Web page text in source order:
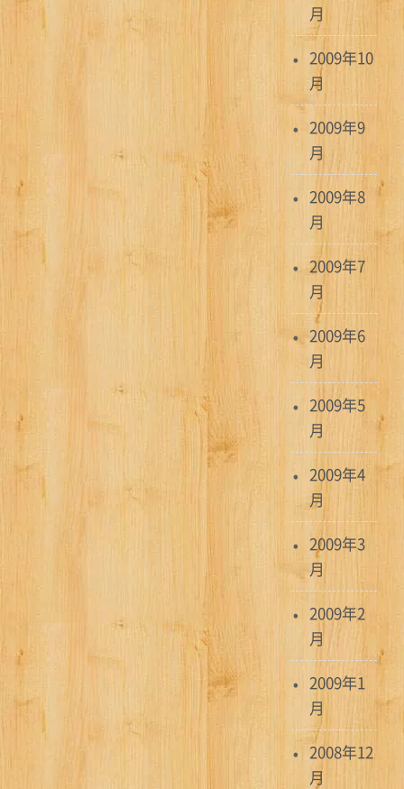
月
2009年10
月
2009年9
月
2009年8
月
2009年7
月
2009年6
月
2009年5
月
2009年4
月
2009年3
月
2009年2
月
2009年1
月
2008年12
月